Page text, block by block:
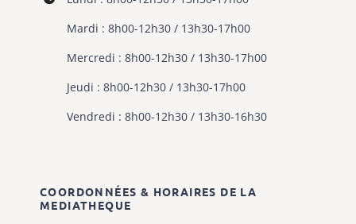
Mardi : 8h00-12h30 / 13h30-17h00
Mercredi : 8h00-12h30 / 13h30-17h00
Jeudi : 8h00-12h30 / 13h30-17h00
Vendredi : 8h00-12h30 / 13h30-16h30
COORDONNÉES & HORAIRES DE LA
MEDIATHEQUE